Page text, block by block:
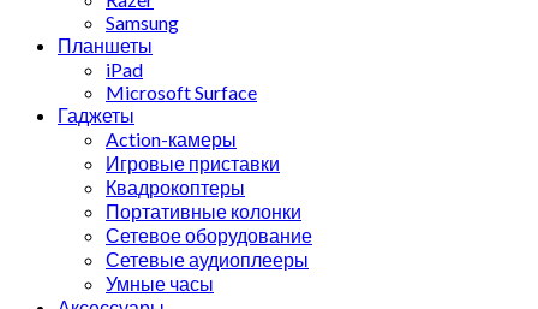
Samsung
Планшеты
iPad
Microsoft Surface
Гаджеты
Action-камеры
Игровые приставки
Квадрокоптеры
Портативные колонки
Сетевое оборудование
Сетевые аудиоплееры
Умные часы